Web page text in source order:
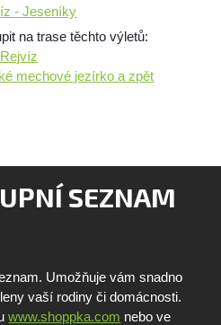
- Jeseníky
na trase těchto výletů:
mechové jezírko a zpět
SEZNAM
Umožňuje vám snadno
vaší rodiny či domácnosti.
www.shoppka.com nebo ve